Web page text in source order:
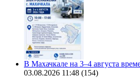
В Махачкале на 3–4 августа
03.08.2026 11:48 (154)